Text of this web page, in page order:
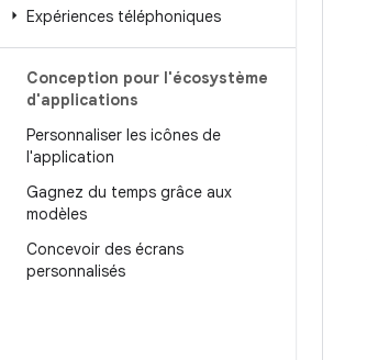
Expériences téléphoniques
Conception pour l'écosystème
d'applications
Personnaliser les icônes de
l'application
Gagnez du temps grâce aux
modèles
Concevoir des écrans
personnalisés